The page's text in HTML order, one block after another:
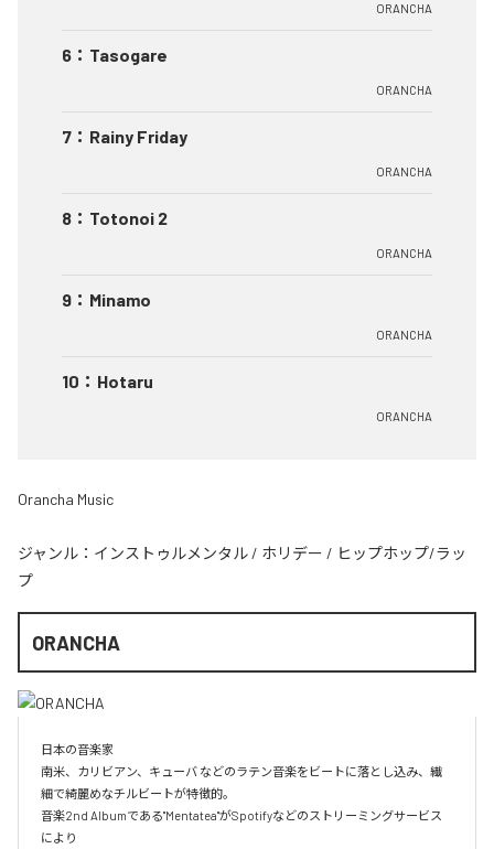
ORANCHA
6 ： Tasogare
ORANCHA
7 ： Rainy Friday
ORANCHA
8 ： Totonoi 2
ORANCHA
9 ： Minamo
ORANCHA
10 ： Hotaru
ORANCHA
Orancha Music
ジャンル： インストゥルメンタル / ホリデー / ヒップホップ/ラッ
プ
ORANCHA
日本の音楽家
南米、カリビアン、キューバ などのラテン音楽をビートに落とし込み、繊
細で綺麗めなチルビートが特徴的。
音楽2nd Albumである"Mentatea"がSpotifyなどのストリーミングサービス
により